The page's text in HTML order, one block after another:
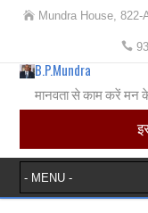
Mundra House,
B.P.Mundra
मानवता से काम करें मन